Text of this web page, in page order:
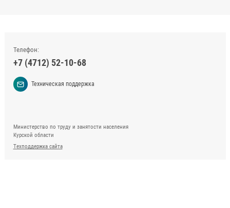
Телефон:
+7 (4712) 52-10-68
Техническая поддержка
Министерство по труду и занятости населения
Курской области
Техподдержка сайта